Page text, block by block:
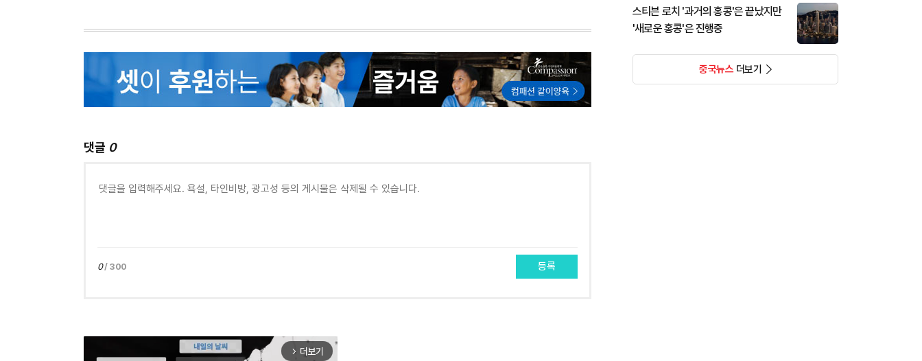
댓글 0
0/ 300 등록
arrow_forward_ios 더보기
스티븐 로치 '과거의 홍콩'은 끝났지만
'새로운 홍콩'은 진행중
중국뉴스더보기